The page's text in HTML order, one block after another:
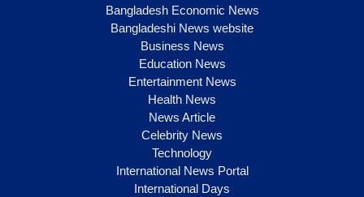
Bangladesh Economic News
Bangladeshi News website
Business News
Education News
Entertainment News
Health News
News Article
Celebrity News
Technology
International News Portal
International Days